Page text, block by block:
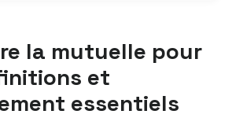
la mutuelle pour
et
essentiels